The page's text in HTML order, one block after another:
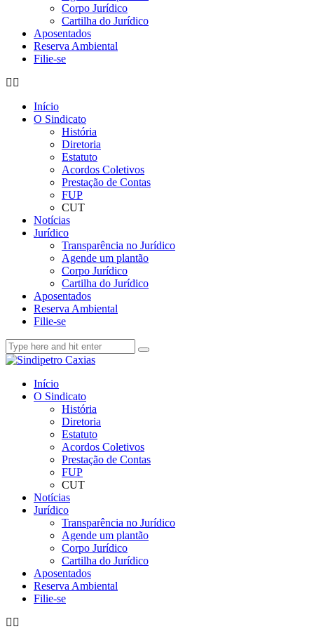
Corpo Jurídico
Cartilha do Jurídico
Aposentados
Reserva Ambiental
Filie-se
Início
O Sindicato
História
Diretoria
Estatuto
Acordos Coletivos
Prestação de Contas
FUP
CUT
Notícias
Jurídico
Transparência no Jurídico
Agende um plantão
Corpo Jurídico
Cartilha do Jurídico
Aposentados
Reserva Ambiental
Filie-se
Início
O Sindicato
História
Diretoria
Estatuto
Acordos Coletivos
Prestação de Contas
FUP
CUT
Notícias
Jurídico
Transparência no Jurídico
Agende um plantão
Corpo Jurídico
Cartilha do Jurídico
Aposentados
Reserva Ambiental
Filie-se